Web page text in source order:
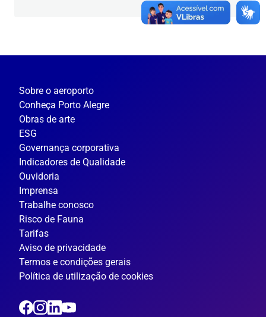
Sobre o aeroporto
Conheça Porto Alegre
Obras de arte
ESG
Governança corporativa
Indicadores de Qualidade
Ouvidoria
Imprensa
Trabalhe conosco
Risco de Fauna
Tarifas
Aviso de privacidade
Termos e condições gerais
Política de utilização de cookies